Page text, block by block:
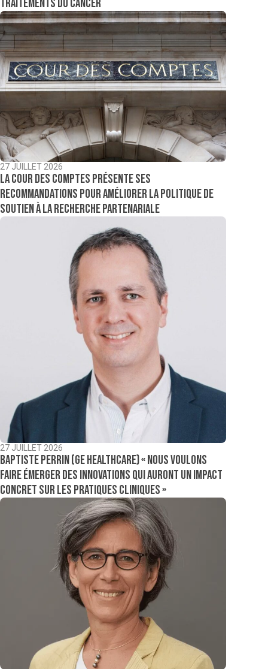
traitements du cancer
27 JUILLET 2026
La Cour des comptes présente ses
recommandations pour améliorer la politique de
soutien à la recherche partenariale
27 JUILLET 2026
Baptiste Perrin (GE Healthcare) « Nous voulons
faire émerger des innovations qui auront un impact
concret sur les pratiques cliniques »